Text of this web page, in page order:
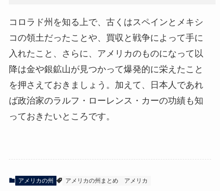
コロラド州を知る上で、古くはスペインとメキシ
コの領土だったことや、買収と戦争によって手に
入れたこと、さらに、アメリカのものになって以
降は金や銀鉱山が見つかって爆発的に栄えたこと
を押さえておきましょう。加えて、日本人であれ
ば政治家のラルフ・ローレンス・カーの功績も知
っておきたいところです。
アメリカの州 アメリカの州まとめ アメリカ